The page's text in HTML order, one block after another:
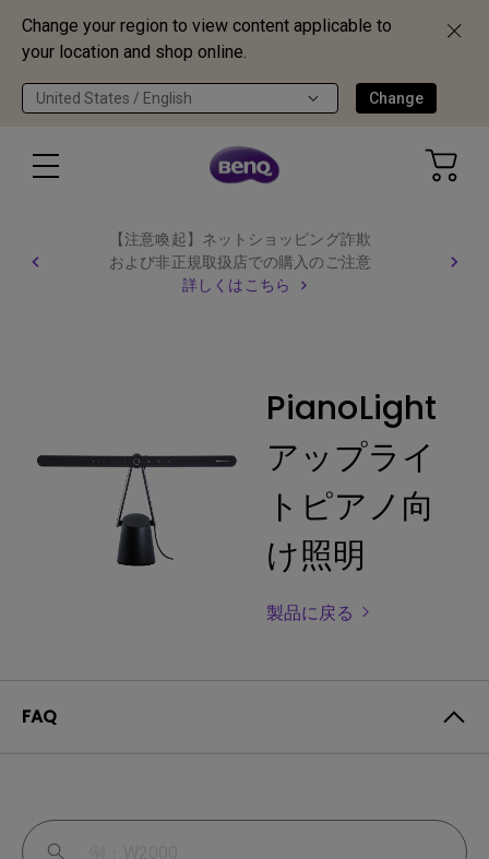
Change your region to view content applicable to
your location and shop online.
United States / English Change
【注意喚起】ネットショッピング詐欺
および非正規取扱店での購入のご注意
詳しくはこちら
PianoLight
アップライ
トピアノ向
け照明
製品に戻る
FAQ